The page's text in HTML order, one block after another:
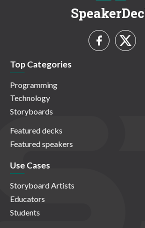
Top Categories
Programming
Technology
Storyboards
Featured decks
Featured speakers
Use Cases
Storyboard Artists
Educators
Students